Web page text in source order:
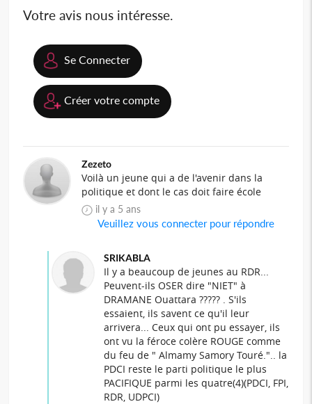
Votre avis nous intéresse.
Se Connecter
Créer votre compte
Zezeto
Voilà un jeune qui a de l'avenir dans la
politique et dont le cas doit faire école
il y a 5 ans
Veuillez vous connecter pour répondre
SRIKABLA
Il y a beaucoup de jeunes au RDR...
Peuvent-ils OSER dire "NIET" à
DRAMANE Ouattara ????? . S'ils
essaient, ils savent ce qu'il leur
arrivera... Ceux qui ont pu essayer, ils
ont vu la féroce colère ROUGE comme
du feu de " Almamy Samory Touré.".. la
PDCI reste le parti politique le plus
PACIFIQUE parmi les quatre(4)(PDCI, FPI,
RDR, UDPCI)